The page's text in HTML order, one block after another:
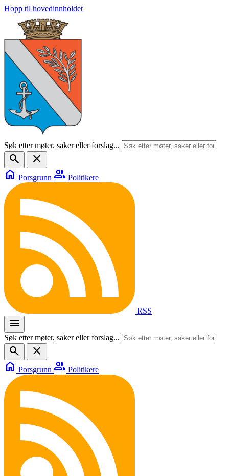
Hopp til hovedinnholdet
Søk etter møter, saker eller forslag...
search
close
home Porsgrunn group Politikere
RSS
menu
Søk etter møter, saker eller forslag...
search
close
home Porsgrunn group Politikere